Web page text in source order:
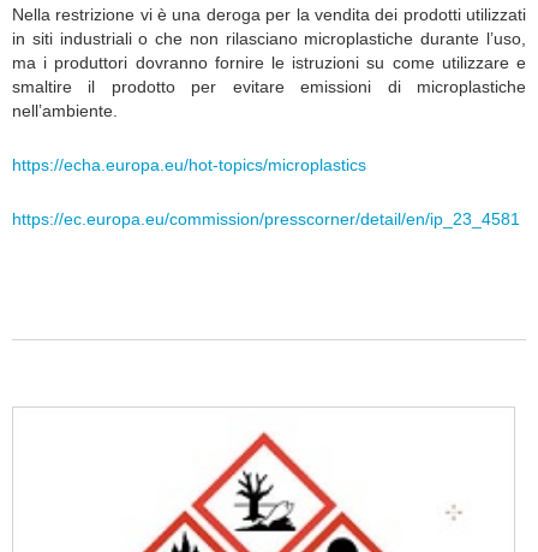
Nella restrizione vi è una deroga per la vendita dei prodotti utilizzati
in siti industriali o che non rilasciano microplastiche durante l’uso,
ma i produttori dovranno fornire le istruzioni su come utilizzare e
smaltire il prodotto per evitare emissioni di microplastiche
nell’ambiente.
https://echa.europa.eu/hot-topics/microplastics
https://ec.europa.eu/commission/presscorner/detail/en/ip_23_4581